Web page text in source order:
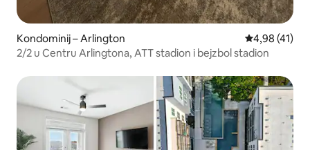
Kondominij – Arlington Prosječna
4,98 (41)
2/2 u Centru Arlingtona, ATT stadion i bejzbol stadion